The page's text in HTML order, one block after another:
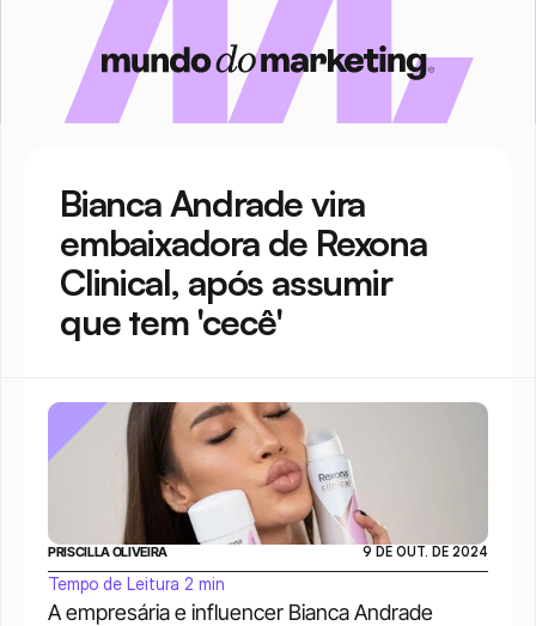
Bianca Andrade vira
embaixadora de Rexona
Clinical, após assumir
que tem 'cecê'
A empresária e influencer Bianca Andrade
PRISCILLA OLIVEIRA 9 DE OUT. DE 2024
Tempo de Leitura 2 min